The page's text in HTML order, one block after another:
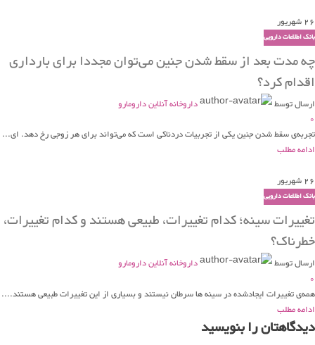
26شهریور
بانک اطلاعات دارویی
چه مدت بعد از سقط شدن جنین می‌توان مجددا برای بارداری
اقدام کرد؟
ارسال توسط
داروخانه آنلاین دارومارو
0
تجربه‌ی سقط شدن جنین یکی از تجربیات دردناکی است که می‌تواند برای هر زوجی رخ دهد. ای...
ادامه مطلب
26شهریور
بانک اطلاعات دارویی
تغییرات سینه؛ کدام تغییرات، طبیعی هستند و کدام تغییرات،
خطرناک؟
ارسال توسط
داروخانه آنلاین دارومارو
0
همه‌ی تغییرات ایجادشده در سینه ها سرطان نیستند و بسیاری از این تغییرات طبیعی هستند....
ادامه مطلب
دیدگاهتان را بنویسید